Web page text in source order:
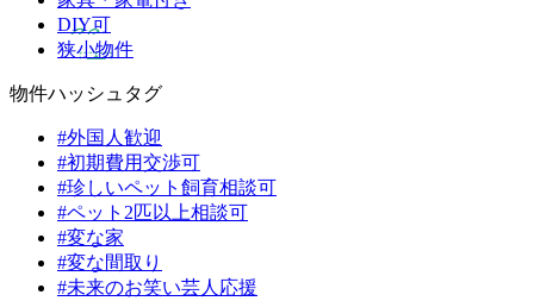
DIY可
狭小物件
物件ハッシュタグ
#外国人歓迎
#初期費用交渉可
#珍しいペット飼育相談可
#ペット2匹以上相談可
#変な家
#変な間取り
#未来のお笑い芸人応援